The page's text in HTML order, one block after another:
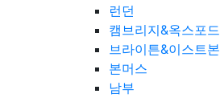
런던
캠브리지&옥스포드
브라이튼&이스트본
본머스
남부